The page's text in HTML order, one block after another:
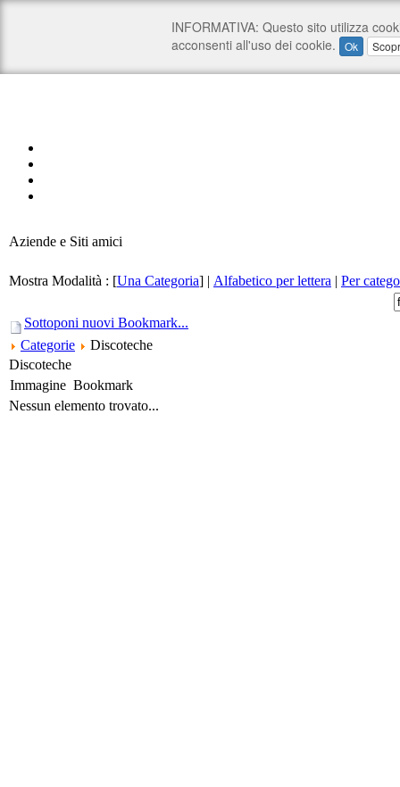
Aziende e Siti amici
Mostra Modalità : [Una Categoria] | Alfabetico per lettera | Per
Sottoponi nuovi Bookmark...
Categorie
Discoteche
Discoteche
Immagine Bookmark
Nessun elemento trovato...